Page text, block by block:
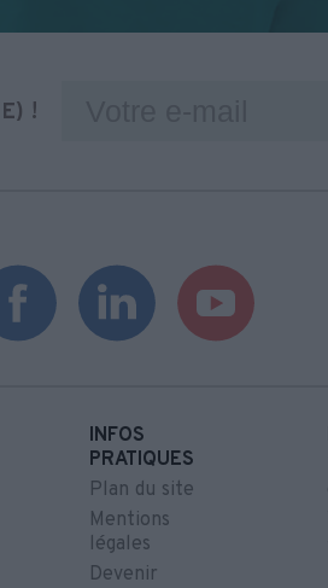
!
INFOS
PRATIQUES
Plan du site
Mentions
légales
Devenir